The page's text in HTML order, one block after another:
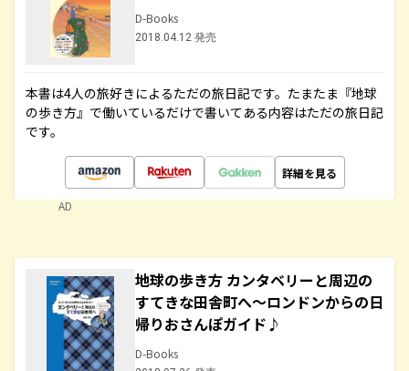
D-Books
2018.04.12 発売
本書は4人の旅好きによるただの旅日記です。たまたま『地球
の歩き方』で働いているだけで書いてある内容はただの旅日記
です。
詳細を見る
AD
地球の歩き方 カンタベリーと周辺の
すてきな田舎町へ～ロンドンからの日
帰りおさんぽガイド♪
D-Books